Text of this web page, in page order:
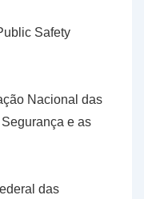
Safety
Nacional das
e as
das